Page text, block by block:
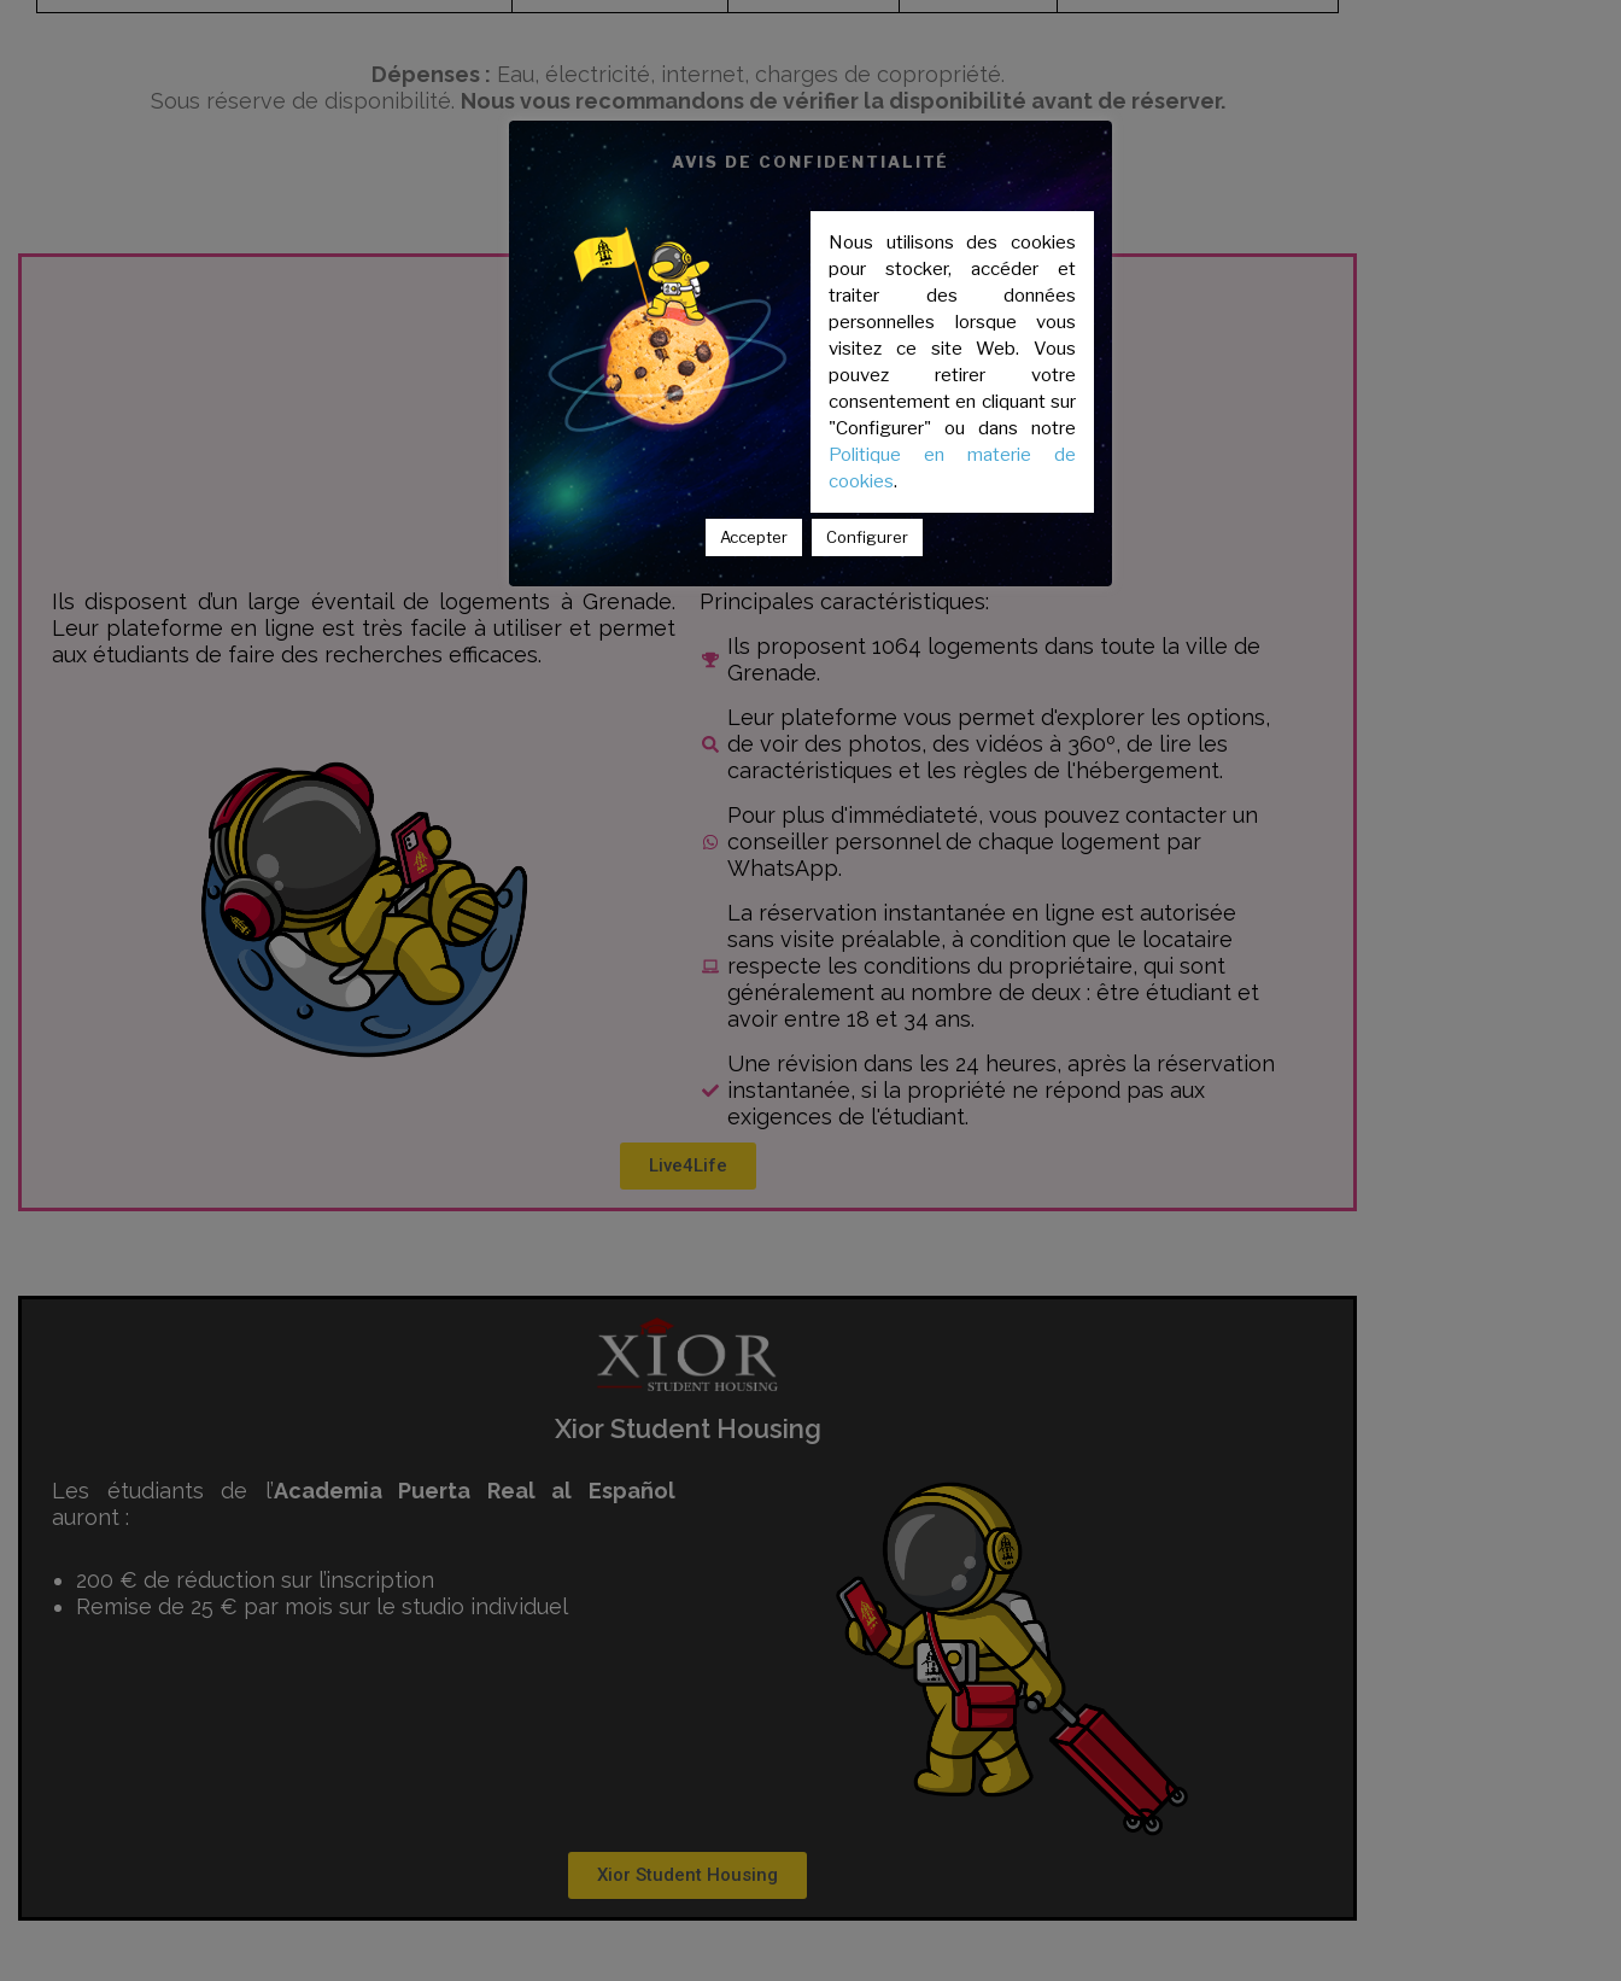
Dépenses : Eau, électricité, internet, charges de copropriété.
Sous réserve de disponibilité. Nous vous recommandons de vérifier la disponibilité avant de réserver.
Life4Life
Variété et facilité d'utilisation
Ils disposent d’un large éventail de logements à Grenade.
Leur plateforme en ligne est très facile à utiliser et permet
aux étudiants de faire des recherches efficaces.
Principales caractéristiques:
Ils proposent 1064 logements dans toute la ville de
Grenade.
Leur plateforme vous permet d'explorer les options,
de voir des photos, des vidéos à 360º, de lire les
caractéristiques et les règles de l'hébergement.
Pour plus d'immédiateté, vous pouvez contacter un
conseiller personnel de chaque logement par
WhatsApp.
La réservation instantanée en ligne est autorisée
sans visite préalable, à condition que le locataire
respecte les conditions du propriétaire, qui sont
généralement au nombre de deux : être étudiant et
avoir entre 18 et 34 ans.
Une révision dans les 24 heures, après la réservation
instantanée, si la propriété ne répond pas aux
exigences de l'étudiant.
Live4Life
Xior Student Housing
Les étudiants de l’Academia Puerta Real al Español
auront :
200 € de réduction sur l’inscription
Remise de 25 € par mois sur le studio individuel
Xior Student Housing
AVIS DE CONFIDENTIALITÉ
Nous utilisons des cookies
pour stocker, accéder et
traiter des données
personnelles lorsque vous
visitez ce site Web. Vous
pouvez retirer votre
consentement en cliquant sur
"Configurer" ou dans notre
Politique en materie de
cookies.
Accepter Configurer